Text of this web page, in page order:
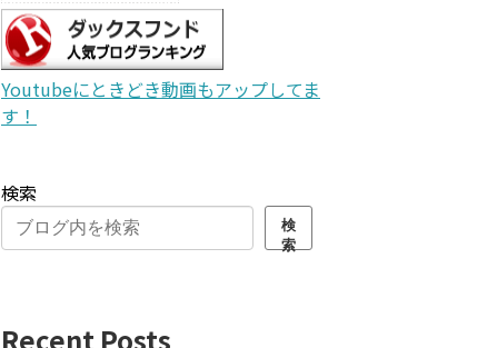
Youtubeにときどき動画もアップしてま
す！
検索
検
索
Recent Posts